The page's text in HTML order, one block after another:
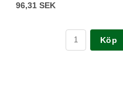
96,31 SEK
Köp